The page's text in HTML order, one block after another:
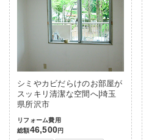
シミやカビだらけのお部屋が
スッキリ清潔な空間へ|埼玉
県所沢市
リフォーム費用
総額46,500円